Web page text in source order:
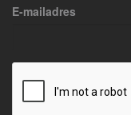
E-mailadres